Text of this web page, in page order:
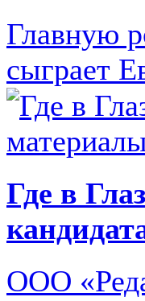
Главную
сыграет
Где в
ООО